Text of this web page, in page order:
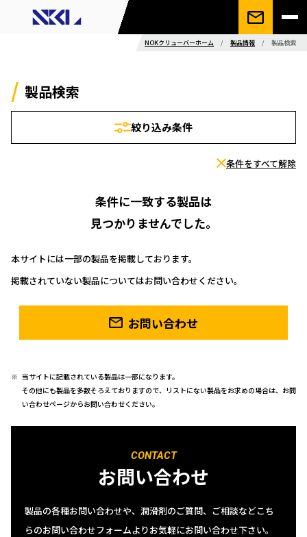
NOKクリューバーホーム / 製品情報 / 製品検索
製品検索
絞り込み条件
条件をすべて解除
条件に一致する製品は
見つかりませんでした。
本サイトには一部の製品を掲載しております。
掲載されていない製品についてはお問い合わせください。
お問い合わせ
当サイトに記載されている製品は一部になります。
その他にも製品を多数そろえておりますので、リストにない製品をお求めの場合は、お問
い合わせページからお問い合わせください。
CONTACT
お問い合わせ
製品の各種お問い合わせや、潤滑剤のご質問、ご相談などこち
らのお問い合わせフォームよりお気軽にお問い合わせ下さい。